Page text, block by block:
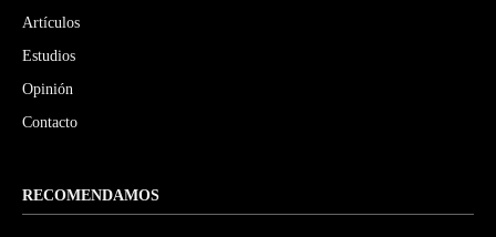
Artículos
Estudios
Opinión
Contacto
RECOMENDAMOS